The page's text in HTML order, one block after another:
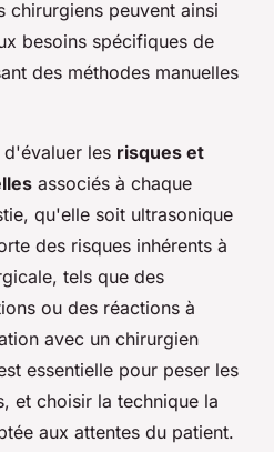
chirurgiens peuvent ainsi
besoins spécifiques de
des méthodes manuelles
d'évaluer les risques et
associés à chaque
qu'elle soit ultrasonique
des risques inhérents à
tels que des
ou des réactions à
avec un chirurgien
essentielle pour peser les
et choisir la technique la
aux attentes du patient.